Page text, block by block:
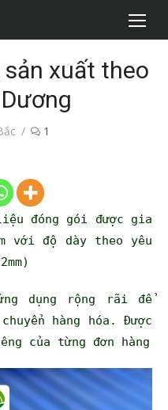
xuất theo
1
đóng gói được gia
với độ dày theo yêu
dụng rộng rãi để
hàng hóa. Được
của từng đơn hàng